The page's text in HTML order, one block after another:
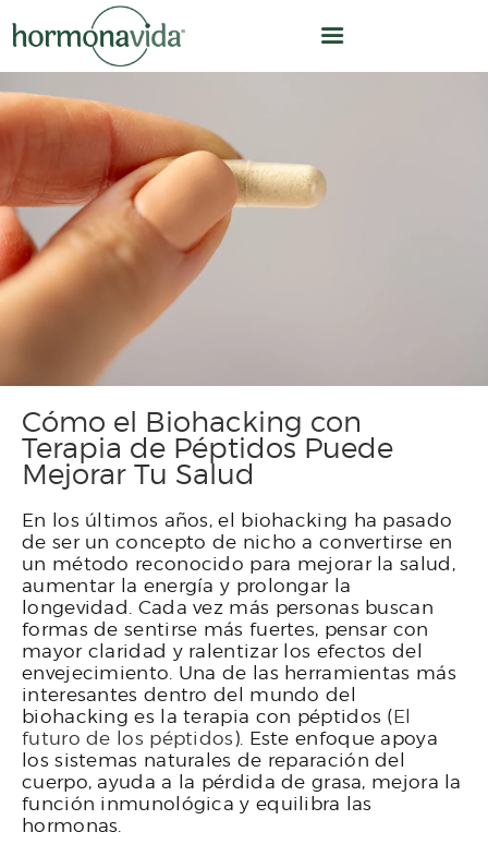
INICIO
NUESTRO MODELO
¿CÓMO TRABAJAMOS?
OPTIMIZACIÓN
HORMONAL
EQUIPO
CLÍNICA
NOSOTROS
Cómo el Biohacking con
Terapia de Péptidos Puede
Mejorar Tu Salud
En los últimos años, el biohacking ha pasado
de ser un concepto de nicho a convertirse en
un método reconocido para mejorar la salud,
aumentar la energía y prolongar la
longevidad. Cada vez más personas buscan
formas de sentirse más fuertes, pensar con
mayor claridad y ralentizar los efectos del
envejecimiento. Una de las herramientas más
interesantes dentro del mundo del
biohacking es la terapia con péptidos (El
futuro de los péptidos). Este enfoque apoya
los sistemas naturales de reparación del
cuerpo, ayuda a la pérdida de grasa, mejora la
función inmunológica y equilibra las
hormonas.